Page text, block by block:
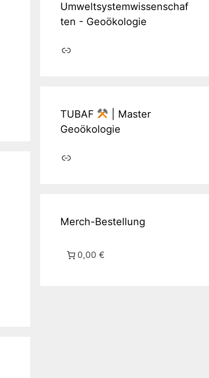
Umweltsystemwissenschaf
ten - Geoökologie
Link
TUBAF
| Master
Geoökologie
Link
Merch-Bestellung
0,00 €